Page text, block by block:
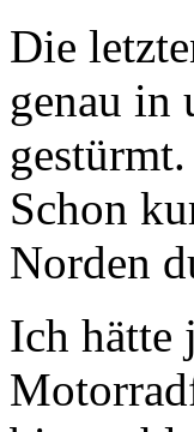
Die
genau in
gestürmt.
Schon
Norden
Ich hätte